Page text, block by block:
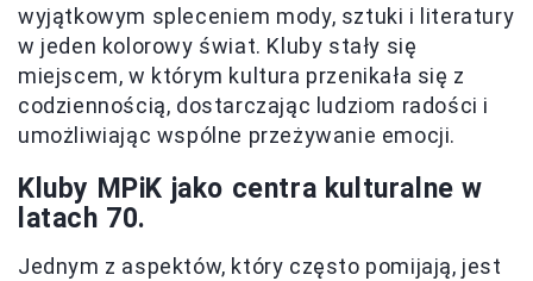
wyjątkowym spleceniem mody, sztuki i literatury
w jeden kolorowy świat. Kluby stały się
miejscem, w którym kultura przenikała się z
codziennością, dostarczając ludziom radości i
umożliwiając wspólne przeżywanie emocji.
Kluby MPiK jako centra kulturalne w
latach 70.
Jednym z aspektów, który często pomijają, jest